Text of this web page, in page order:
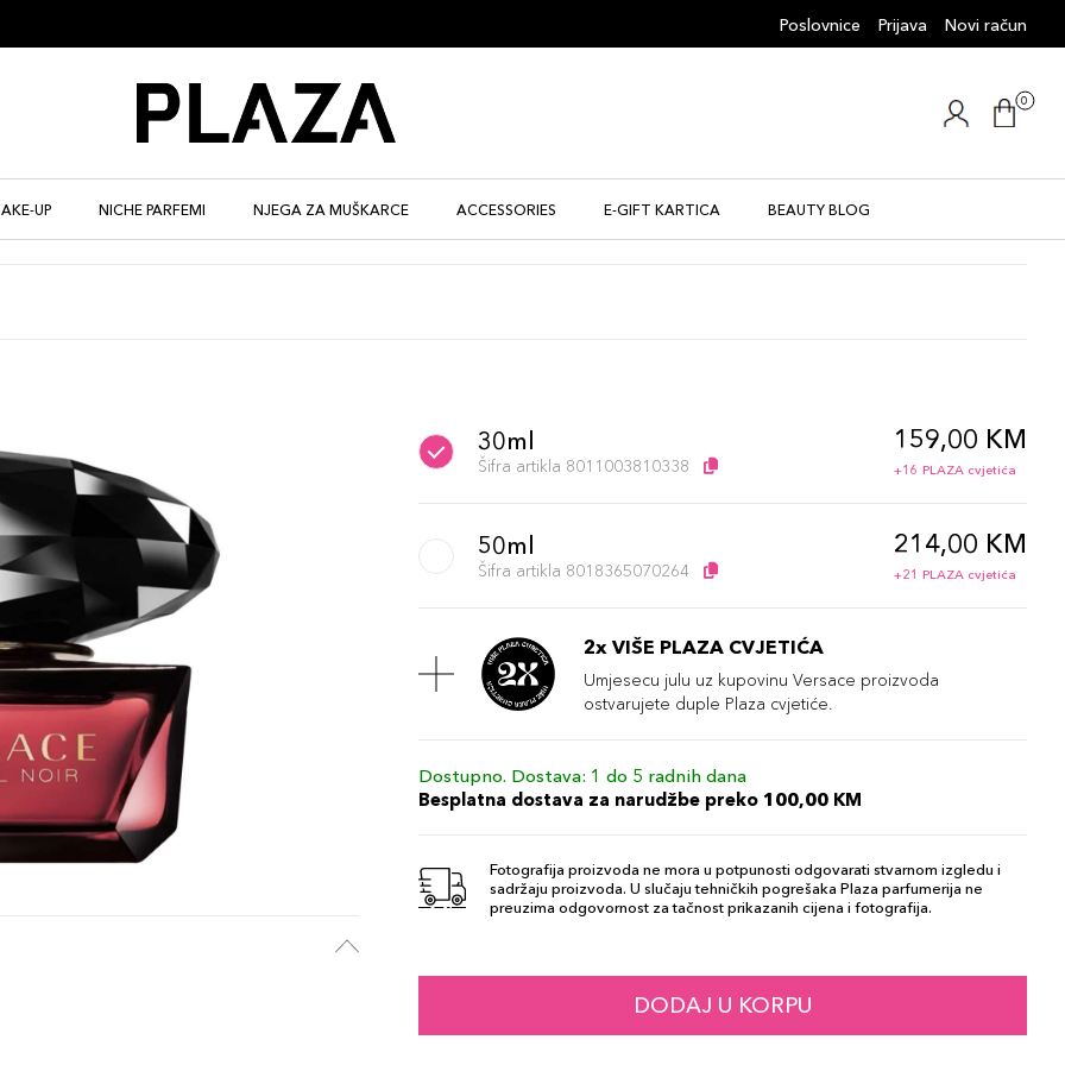
Poslovnice Prijava Novi račun
0
UP NICHE PARFEMI NJEGA ZA MUŠKARCE ACCESSORIES E-GIFT KARTICA BEAUTY BLOG
30ml
Šifra artikla 8011003810338
159,00 KM
+16 PLAZA cvjetića
50ml
Šifra artikla 8018365070264
214,00 KM
+21 PLAZA cvjetića
2x VIŠE PLAZA CVJETIĆA
Umjesecu julu uz kupovinu Versace proizvoda
ostvarujete duple Plaza cvjetiće.
Dostupno. Dostava: 1 do 5 radnih dana
Besplatna dostava za narudžbe preko 100,00 KM
Fotografija proizvoda ne mora u potpunosti odgovarati stvarnom izgledu i
sadržaju proizvoda. U slučaju tehničkih pogrešaka Plaza parfumerija ne
preuzima odgovornost za tačnost prikazanih cijena i fotografija.
DODAJ U KORPU